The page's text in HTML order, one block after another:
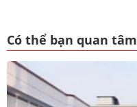
Có thể bạn quan tâm